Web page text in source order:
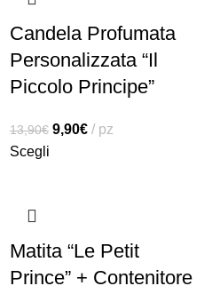
Candela Profumata
Personalizzata “Il
Piccolo Principe”
13,90€ 9,90€
pz
Scegli
Matita “Le Petit
Prince” + Contenitore